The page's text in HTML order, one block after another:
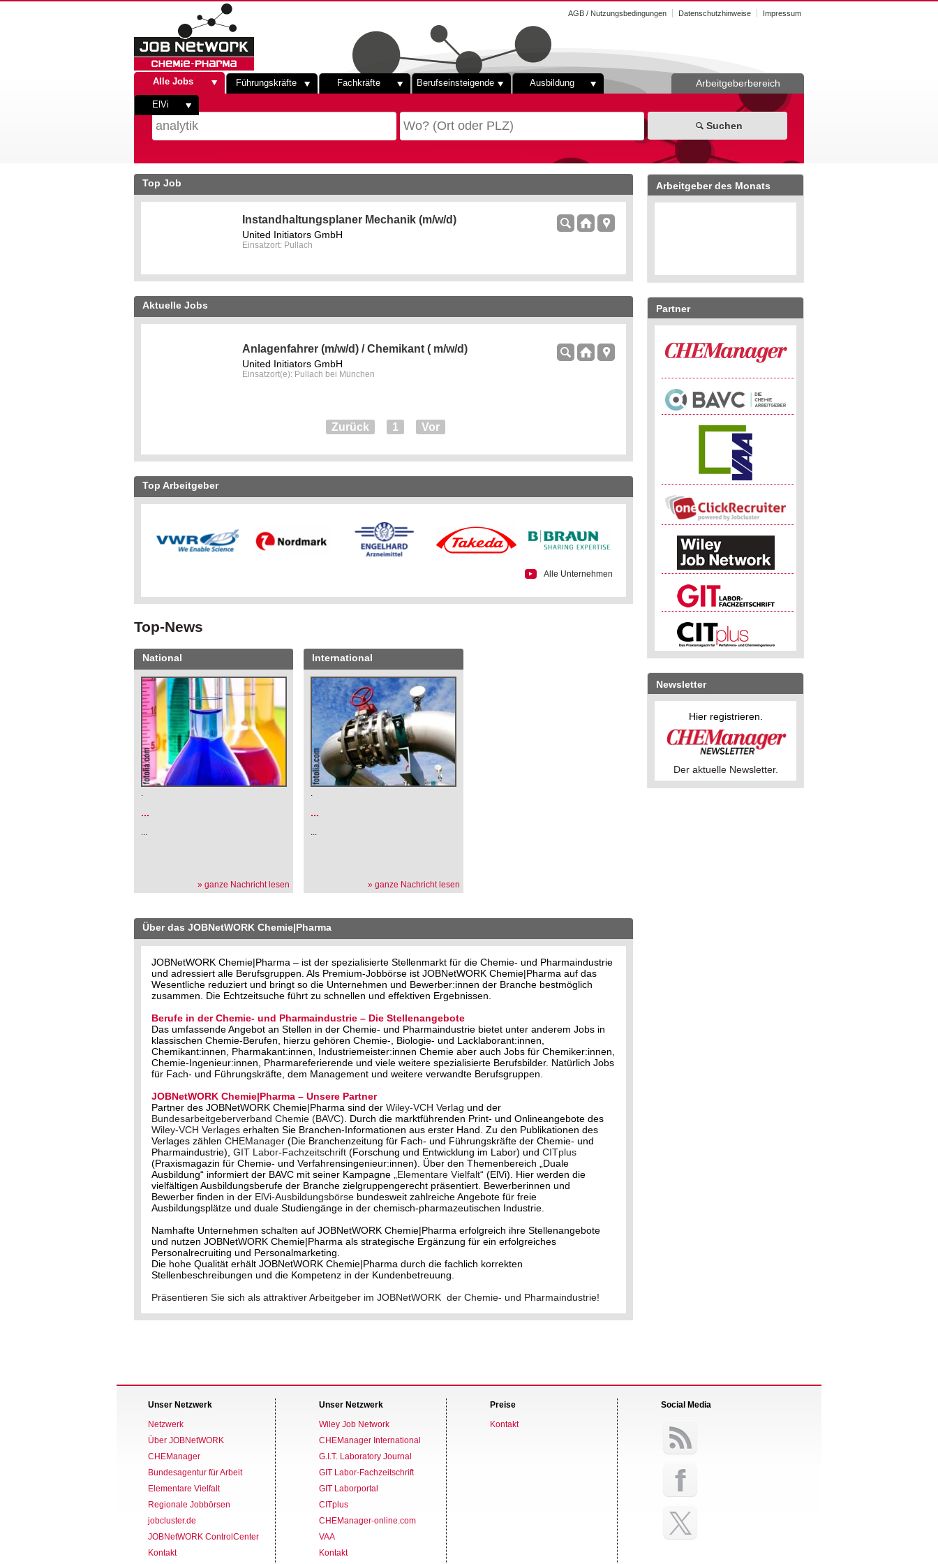
AGB / Nutzungsbedingungen Datenschutzhinweise Impressum
Alle Jobs Führungskräfte Fachkräfte Berufseinsteigende Ausbildung
ElVi
Arbeitgeberbereich
Suchen
Top Job
Instandhaltungsplaner Mechanik (m/w/d)
United Initiators GmbH
Einsatzort: Pullach
Aktuelle Jobs
Anlagenfahrer (m/w/d) / Chemikant ( m/w/d)
United Initiators GmbH
Einsatzort(e): Pullach bei München
Zurück 1 Vor
Top Arbeitgeber
Alle Unternehmen
Top-News
National
.
...
...
» ganze Nachricht lesen
International
.
...
...
» ganze Nachricht lesen
Über das JOBNetWORK Chemie|Pharma
JOBNetWORK Chemie|Pharma – ist der spezialisierte Stellenmarkt für die Chemie- und Pharmaindustrie
und adressiert alle Berufsgruppen. Als Premium-Jobbörse ist JOBNetWORK Chemie|Pharma auf das
Wesentliche reduziert und bringt so die Unternehmen und Bewerber:innen der Branche bestmöglich
zusammen. Die Echtzeitsuche führt zu schnellen und effektiven Ergebnissen.
Berufe in der Chemie- und Pharmaindustrie – Die Stellenangebote
Das umfassende Angebot an Stellen in der Chemie- und Pharmaindustrie bietet unter anderem Jobs in
klassischen Chemie-Berufen, hierzu gehören Chemie-, Biologie- und Lacklaborant:innen,
Chemikant:innen, Pharmakant:innen, Industriemeister:innen Chemie aber auch Jobs für Chemiker:innen,
Chemie-Ingenieur:innen, Pharmareferierende und viele weitere spezialisierte Berufsbilder. Natürlich Jobs
für Fach- und Führungskräfte, dem Management und weitere verwandte Berufsgruppen.
JOBNetWORK Chemie|Pharma – Unsere Partner
Partner des JOBNetWORK Chemie|Pharma sind der Wiley-VCH Verlag und der
Bundesarbeitgeberverband Chemie (BAVC). Durch die marktführenden Print- und Onlineangebote des
Wiley-VCH Verlages erhalten Sie Branchen-Informationen aus erster Hand. Zu den Publikationen des
Verlages zählen CHEManager (Die Branchenzeitung für Fach- und Führungskräfte der Chemie- und
Pharmaindustrie), GIT Labor-Fachzeitschrift (Forschung und Entwicklung im Labor) und CITplus
(Praxismagazin für Chemie- und Verfahrensingenieur:innen). Über den Themenbereich „Duale
Ausbildung“ informiert der BAVC mit seiner Kampagne „Elementare Vielfalt“ (ElVi). Hier werden die
vielfältigen Ausbildungsberufe der Branche zielgruppengerecht präsentiert. Bewerberinnen und
Bewerber finden in der ElVi-Ausbildungsbörse bundesweit zahlreiche Angebote für freie
Ausbildungsplätze und duale Studiengänge in der chemisch-pharmazeutischen Industrie.
Namhafte Unternehmen schalten auf JOBNetWORK Chemie|Pharma erfolgreich ihre Stellenangebote
und nutzen JOBNetWORK Chemie|Pharma als strategische Ergänzung für ein erfolgreiches
Personalrecruiting und Personalmarketing.
Die hohe Qualität erhält JOBNetWORK Chemie|Pharma durch die fachlich korrekten
Stellenbeschreibungen und die Kompetenz in der Kundenbetreuung.
Präsentieren Sie sich als attraktiver Arbeitgeber im JOBNetWORK der Chemie- und Pharmaindustrie!
Arbeitgeber des Monats
Partner
Newsletter
Hier registrieren.
Der aktuelle Newsletter.
Unser Netzwerk
Netzwerk
Über JOBNetWORK
CHEManager
Bundesagentur für Arbeit
Elementare Vielfalt
Regionale Jobbörsen
jobcluster.de
JOBNetWORK ControlCenter
Kontakt
Unser Netzwerk
Wiley Job Network
CHEManager International
G.I.T. Laboratory Journal
GIT Labor-Fachzeitschrift
GIT Laborportal
CITplus
CHEManager-online.com
VAA
Kontakt
Preise
Kontakt
Social Media